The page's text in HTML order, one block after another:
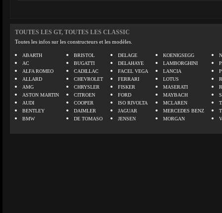
TOUTES LES GT, TOUTES LES CLASSIC
Toutes les infos sur les constructeurs et les modèles.
ABARTH
AC
ALFA ROMEO
ALLARD
AMG
ASTON MARTIN
AUDI
BENTLEY
BMW
BRISTOL
BUGATTI
CADILLAC
CHEVROLET
CHRYSLER
CITROEN
COOPER
DAIMLER
DE TOMASO
DELAGE
DELAHAYE
FACEL VEGA
FERRARI
FISKER
FORD
ISO RIVOLTA
JAGUAR
JENSEN
KOENIGSEGG
LAMBORGHINI
LANCIA
LOTUS
MASERATI
MAYBACH
MCLAREN
MERCEDES BENZ
MORGAN